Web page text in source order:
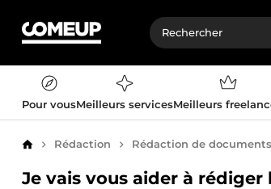
Pour vousMeilleurs servicesMeilleurs
AccueilRédaction Rédaction de
Je vais vous aider à